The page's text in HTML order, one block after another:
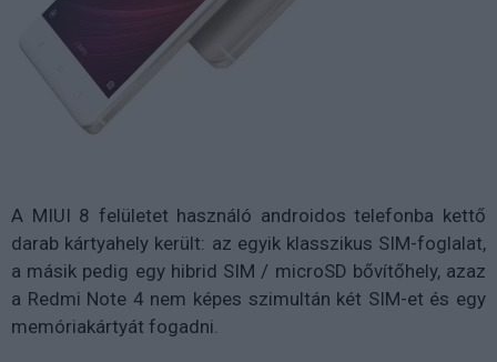
A MIUI 8 felületet használó androidos telefonba kettő
darab kártyahely került: az egyik klasszikus SIM-foglalat,
a másik pedig egy hibrid SIM / microSD bővítőhely, azaz
a Redmi Note 4 nem képes szimultán két SIM-et és egy
memóriakártyát fogadni.